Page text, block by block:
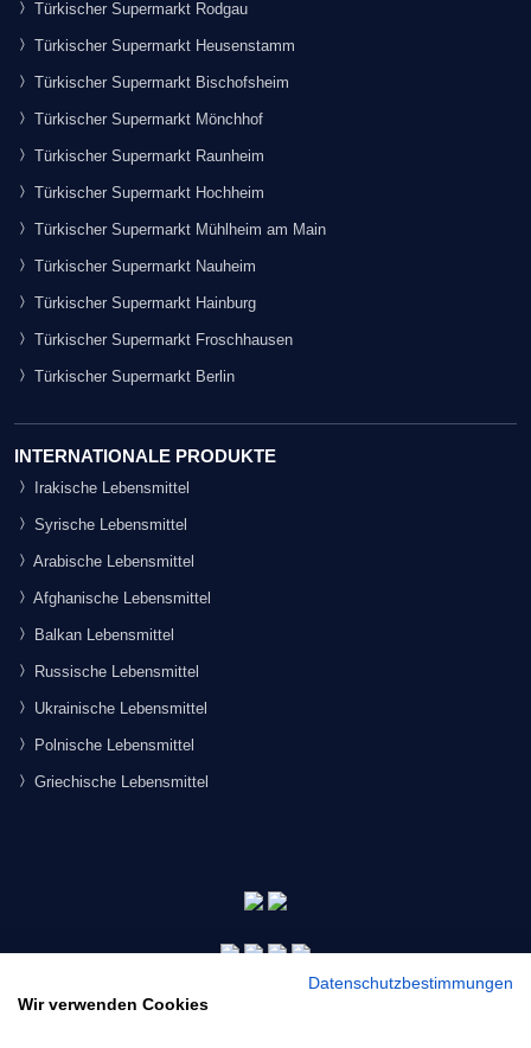
Türkischer Supermarkt Rodgau
Türkischer Supermarkt Heusenstamm
Türkischer Supermarkt Bischofsheim
Türkischer Supermarkt Mönchhof
Türkischer Supermarkt Raunheim
Türkischer Supermarkt Hochheim
Türkischer Supermarkt Mühlheim am Main
Türkischer Supermarkt Nauheim
Türkischer Supermarkt Hainburg
Türkischer Supermarkt Froschhausen
Türkischer Supermarkt Berlin
INTERNATIONALE PRODUKTE
Irakische Lebensmittel
Syrische Lebensmittel
Arabische Lebensmittel
Afghanische Lebensmittel
Balkan Lebensmittel
Russische Lebensmittel
Ukrainische Lebensmittel
Polnische Lebensmittel
Griechische Lebensmittel
Datenschutzbestimmungen
Wir verwenden Cookies